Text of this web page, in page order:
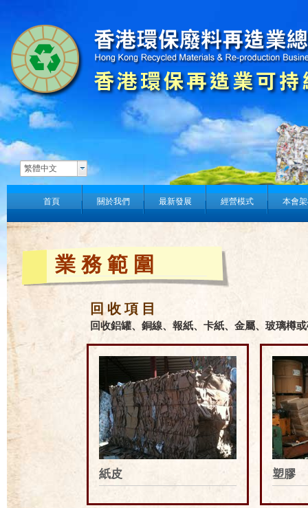
業務範圍
回收項目
回收鋁罐、銅線、報紙、卡紙、金屬、玻璃樽
紙皮 塑膠
首頁 關於我們 最新發展 經營模式 本會
繁體中文